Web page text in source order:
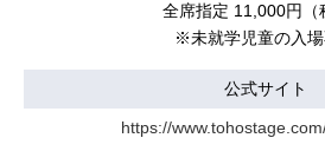
全席指定 11,000円（
※未就学児童の入
公式サイト
https://